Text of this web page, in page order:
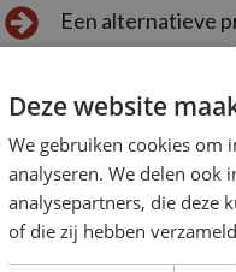
Een alternatieve
scheiden en het
serveren.
Eet smakelijk
Download als pdf
Deze website
We gebruiken cookies om
analyseren. We delen ook
analysepartners, die deze
of die zij hebben